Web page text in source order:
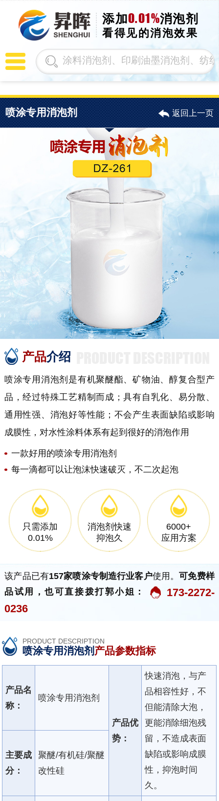
添加0.01%消泡剂
看得见的消泡效果
喷涂专用消泡剂 返回上一页
产品介绍
喷涂专用消泡剂是有机聚醚酯、矿物油、醇复合型产
品，经过特殊工艺精制而成；具有自乳化、易分散、
通用性强、消泡好等性能；不会产生表面缺陷或影响
成膜性，对水性涂料体系有起到很好的消泡作用
一款好用的喷涂专用消泡剂
每一滴都可以让泡沫快速破灭，不二次起泡
只需添加
0.01%
消泡剂快速
抑泡久
6000+
应用方案
该产品已有157家喷涂专制造行业客户使用。可免费样
品试用，也可直接拨打郭小姐：
173-2272-
0236
PRODUCT DESCRIPTION
喷涂专用消泡剂 产品参数指标
产品名
称：
喷涂专用消泡剂
产品优
势：
快速消泡，与产
品相容性好，不
但能清除大泡，
更能消除细泡残
留，不造成表面
缺陷或影响成膜
性，抑泡时间
久。
主要成
分：
聚醚/有机硅/聚醚
改性硅